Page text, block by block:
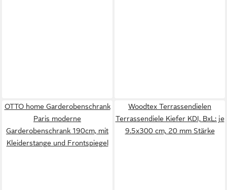
OTTO home Garderobenschrank
Paris moderne
Garderobenschrank 190cm, mit
Kleiderstange und Frontspiegel
Woodtex Terrassendielen
Terrassendiele Kiefer KDI, BxL: je
9.5x300 cm, 20 mm Stärke